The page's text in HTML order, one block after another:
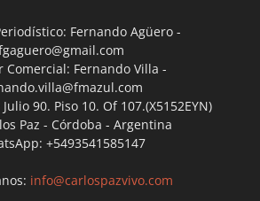
Fernando Agüero -
Comercial: Fernando Villa -
90. Piso 10. Of 107.(X5152EYN)
Paz - Córdoba - Argentina
+5493541585147
info@carlospazvivo.com